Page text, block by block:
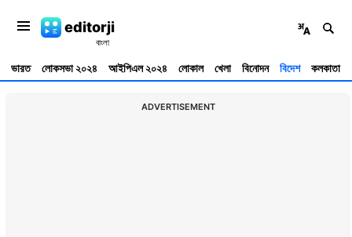
editorji
ভারত লোকসভা ২০২৪ আইপিএল ২০২৪ লোকাল খেলা বিনোদন বিদেশ কলকাতা
ADVERTISEMENT